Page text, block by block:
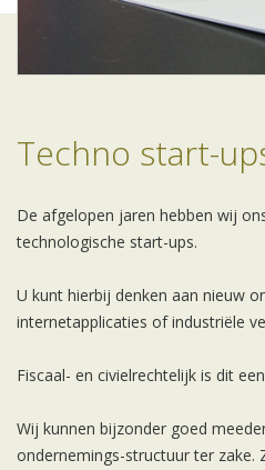
Techno start-
De afgelopen jaren hebben wij
technologische start-ups.
U kunt hierbij denken aan nieuw
internetapplicaties of industriële
Fiscaal- en civielrechtelijk is dit
Wij kunnen bijzonder goed
ondernemings-structuur ter zake.